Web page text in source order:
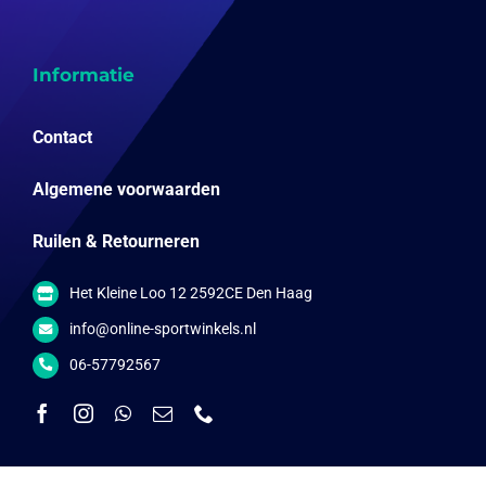
Informatie
Contact
Algemene voorwaarden
Ruilen & Retourneren
Het Kleine Loo 12 2592CE Den Haag
info@online-sportwinkels.nl
06-57792567